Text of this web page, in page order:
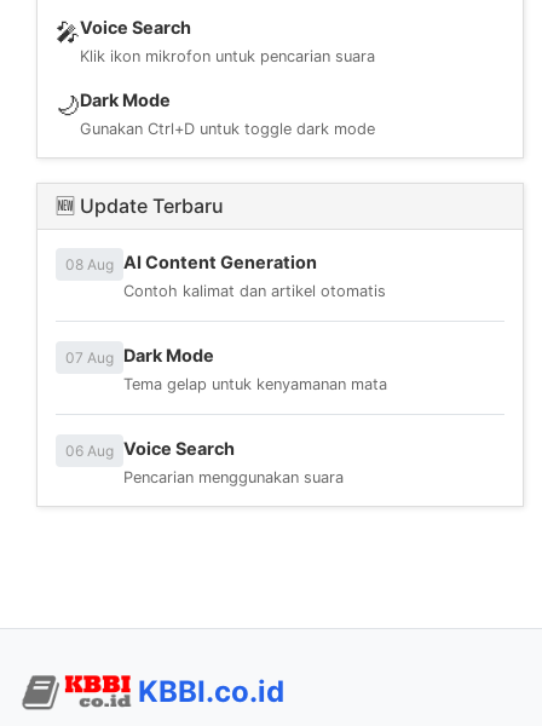
🎤Voice Search
Klik ikon mikrofon untuk pencarian suara
🌙Dark Mode
Gunakan Ctrl+D untuk toggle dark mode
🆕 Update Terbaru
08 Aug AI Content Generation
Contoh kalimat dan artikel otomatis
07 Aug Dark Mode
Tema gelap untuk kenyamanan mata
06 Aug Voice Search
Pencarian menggunakan suara
KBBI.co.id